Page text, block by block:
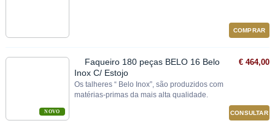
COMPRAR
NOVO
Faqueiro 180 peças BELO 16 Belo
Inox C/ Estojo
Os talheres “ Belo Inox”, são produzidos com
matérias‐primas da mais alta qualidade.
€ 464,00
CONSULTAR